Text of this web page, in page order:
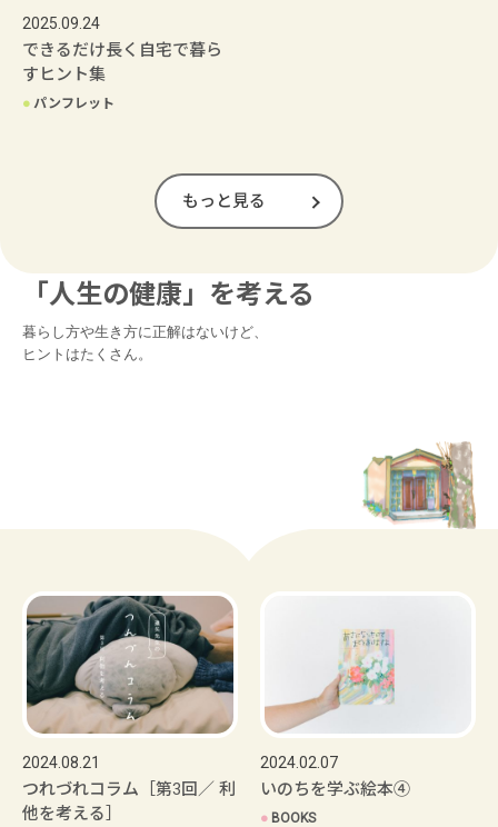
2025.09.24
できるだけ長く自宅で暮ら
すヒント集
● パンフレット
もっと見る
「人生の健康」を考える
暮らし方や生き方に正解はないけど、
ヒントはたくさん。
2024.08.21
つれづれコラム［第3回／ 利
他を考える］
2024.02.07
いのちを学ぶ絵本④
● BOOKS